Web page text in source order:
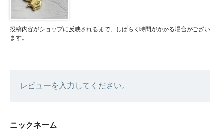
投稿内容がショップに反映されるまで、しばらく時間がかかる場合がござい
ます。
レビューを入力してください。
ニックネーム